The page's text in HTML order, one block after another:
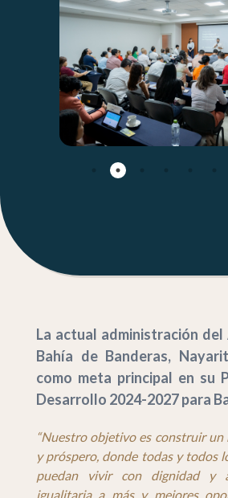
La actual administración
Bahía de Banderas,
como meta principal en su
Desarrollo 2024-2027 para
“Nuestro objetivo es construir
y próspero, donde todas y todos
puedan vivir con dignidad y
igualitaria a más y mejores